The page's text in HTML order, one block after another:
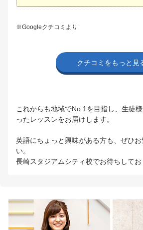
※Googleクチコミより
クチコミをもっと見
これからも地域でNo.1を目指し、生徒
ったレッスンをお届けします。
英語にちょっと興味がある方も、ぜひ
い。
長崎スタジアムシティ校でお待ちしてお